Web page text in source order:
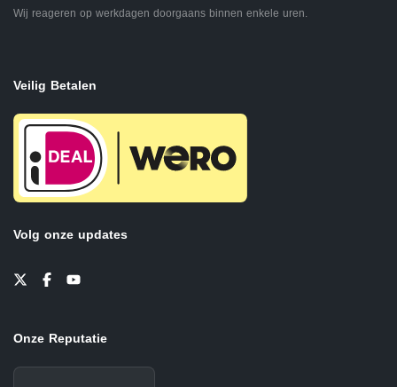
Wij reageren op werkdagen doorgaans binnen enkele uren.
Veilig Betalen
Volg onze updates
Onze Reputatie